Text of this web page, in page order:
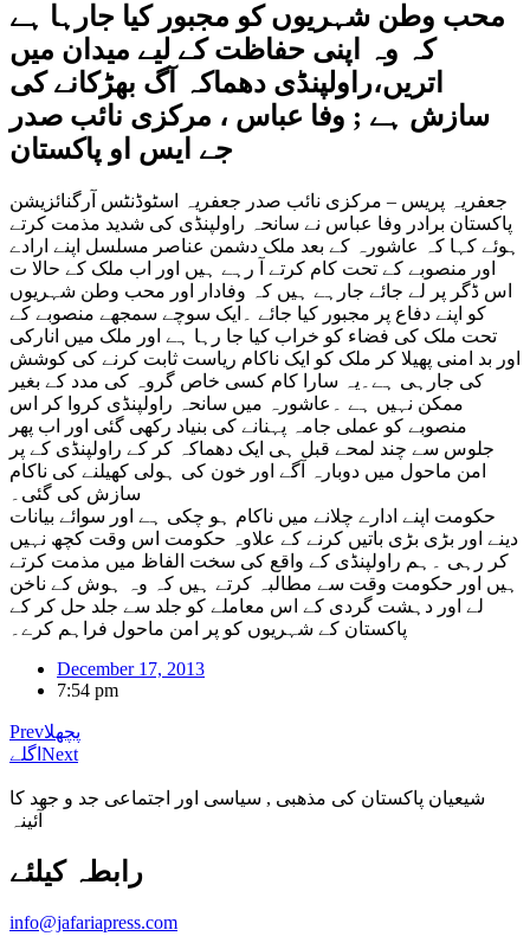
محب وطن شہریوں کو مجبور کیا جارہا ہے
کہ وہ اپنی حفاظت کے لیے میدان میں
اتریں،راولپنڈی دھماکہ آگ بھڑکانے کی
سازش ہے ; وفا عباس ، مرکزی نائب صدر
جے ایس او پاکستان
جعفریہ پریس – مرکزی نائب صدر جعفریہ اسٹوڈنٹس آرگنائزیشن
پاکستان برادر وفا عباس نے سانحہ راولپنڈی کی شدید مذمت کرتے
ہوئے کہا کہ عاشورہ کے بعد ملک دشمن عناصر مسلسل اپنے ارادے
اور منصوبے کے تحت کام کرتے آ رہے ہیں اور اب ملک کے حالا ت
اس ڈگر پر لے جائے جارہے ہیں کہ وفادار اور محب وطن شہریوں
کو اپنے دفاع پر مجبور کیا جائے ۔ایک سوچے سمجھے منصوبے کے
تحت ملک کی فضاء کو خراب کیا جا رہا ہے اور ملک میں انارکی
اور بد امنی پھیلا کر ملک کو ایک ناکام ریاست ثابت کرنے کی کوشش
کی جارہی ہے۔یہ سارا کام کسی خاص گروہ کی مدد کے بغیر
ممکن نہیں ہے ۔عاشورہ میں سانحہ راولپنڈی کروا کر اس
منصوبے کو عملی جامہ پہنانے کی بنیاد رکھی گئی اور اب پھر
جلوس سے چند لمحے قبل ہی ایک دھماکہ کر کے راولپنڈی کے پر
امن ماحول میں دوبارہ آگے اور خون کی ہولی کھیلنے کی ناکام
سازش کی گئی۔
حکومت اپنے ادارے چلانے میں ناکام ہو چکی ہے اور سوائے بیانات
دینے اور بڑی بڑی باتیں کرنے کے علاوہ حکومت اس وقت کچھ نہیں
کر رہی ۔ہم راولپنڈی کے واقع کی سخت الفاظ میں مذمت کرتے
ہیں اور حکومت وقت سے مطالبہ کرتے ہیں کہ وہ ہوش کے ناخن
لے اور دہشت گردی کے اس معاملے کو جلد سے جلد حل کر کے
پاکستان کے شہریوں کو پر امن ماحول فراہم کرے۔
December 17, 2013
7:54 pm
Prevپچھلا
اگلے Next
شیعیان پاکستان کی مذهبی , سیاسی اور اجتماعی جد و جهد کا
آئینہ
info@jafariapress.com​